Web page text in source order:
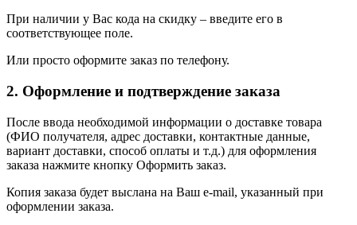
При наличии у Вас кода на скидку – введите его в
соответствующее поле.
Или просто оформите заказ по телефону.
2. Оформление и подтверждение заказа
После ввода необходимой информации о доставке товара
(ФИО получателя, адрес доставки, контактные данные,
вариант доставки, способ оплаты и т.д.) для оформления
заказа нажмите кнопку Оформить заказ.
Копия заказа будет выслана на Ваш e-mail, указанный при
оформлении заказа.